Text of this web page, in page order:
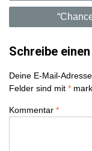
e
t
r
a
Schreibe
Deine E-Mail-
Felder sind mit *
Kommentar *